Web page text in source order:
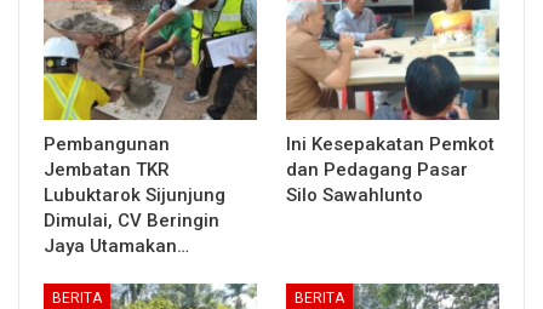
Pembangunan
Jembatan TKR
Lubuktarok Sijunjung
Dimulai, CV Beringin
Jaya Utamakan…
Ini Kesepakatan Pemkot
dan Pedagang Pasar
Silo Sawahlunto
BERITA BERITA